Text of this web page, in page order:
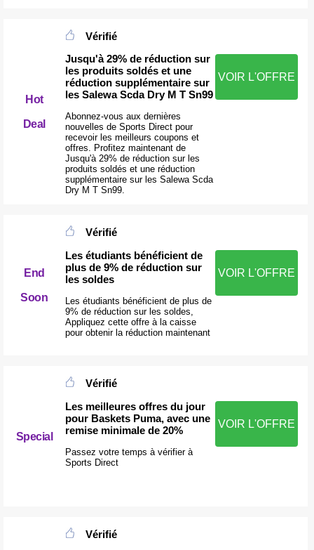
Hot
Deal
Vérifié
Jusqu'à 29% de réduction sur
les produits soldés et une
réduction supplémentaire sur
les Salewa Scda Dry M T Sn99
Abonnez-vous aux dernières
nouvelles de Sports Direct pour
recevoir les meilleurs coupons et
offres. Profitez maintenant de
Jusqu'à 29% de réduction sur les
produits soldés et une réduction
supplémentaire sur les Salewa Scda
Dry M T Sn99.
VOIR L'OFFRE
End
Soon
Vérifié
Les étudiants bénéficient de
plus de 9% de réduction sur
les soldes
Les étudiants bénéficient de plus de
9% de réduction sur les soldes,
Appliquez cette offre à la caisse
pour obtenir la réduction maintenant
VOIR L'OFFRE
Special
Vérifié
Les meilleures offres du jour
pour Baskets Puma, avec une
remise minimale de 20%
Passez votre temps à vérifier à
Sports Direct
VOIR L'OFFRE
Vérifié